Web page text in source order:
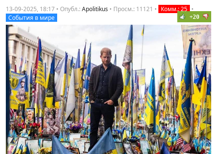
13-09-2025, 18:17 • Опубл.:Apolitikus • Просм.: 11121 • Комм.: 25 •
События в мире
+20